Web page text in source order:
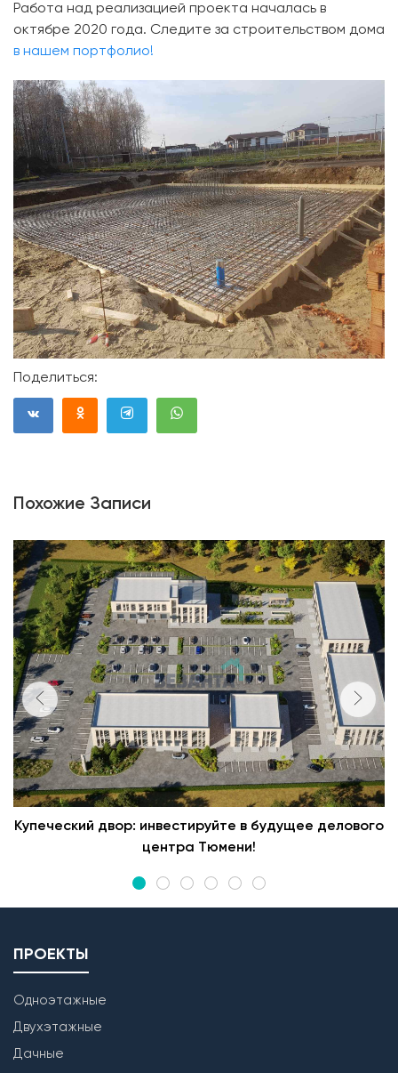
Работа над реализацией проекта началась в
октябре 2020 года. Следите за строительством дома
в нашем портфолио!
Поделиться:
Похожие Записи
Купеческий двор: инвестируйте в будущее делового
центра Тюмени!
ПРОЕКТЫ
Одноэтажные
Двухэтажные
Дачные